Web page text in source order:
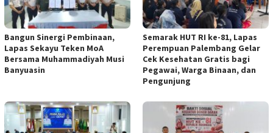
Bangun Sinergi Pembinaan,
Lapas Sekayu Teken MoA
Bersama Muhammadiyah Musi
Banyuasin
Semarak HUT RI ke-81, Lapas
Perempuan Palembang Gelar
Cek Kesehatan Gratis bagi
Pegawai, Warga Binaan, dan
Pengunjung